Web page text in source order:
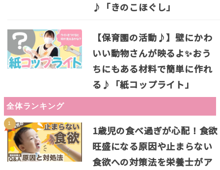
♪「きのこほぐし」
【保育園の活動♪】壁にかわ
いい動物さんが映るよ✨おう
ちにもある材料で簡単に作れ
る♪「紙コップライト」
全体ランキング
1歳児の食べ過ぎが心配！食欲
旺盛になる原因や止まらない
食欲への対策法を栄養士がア